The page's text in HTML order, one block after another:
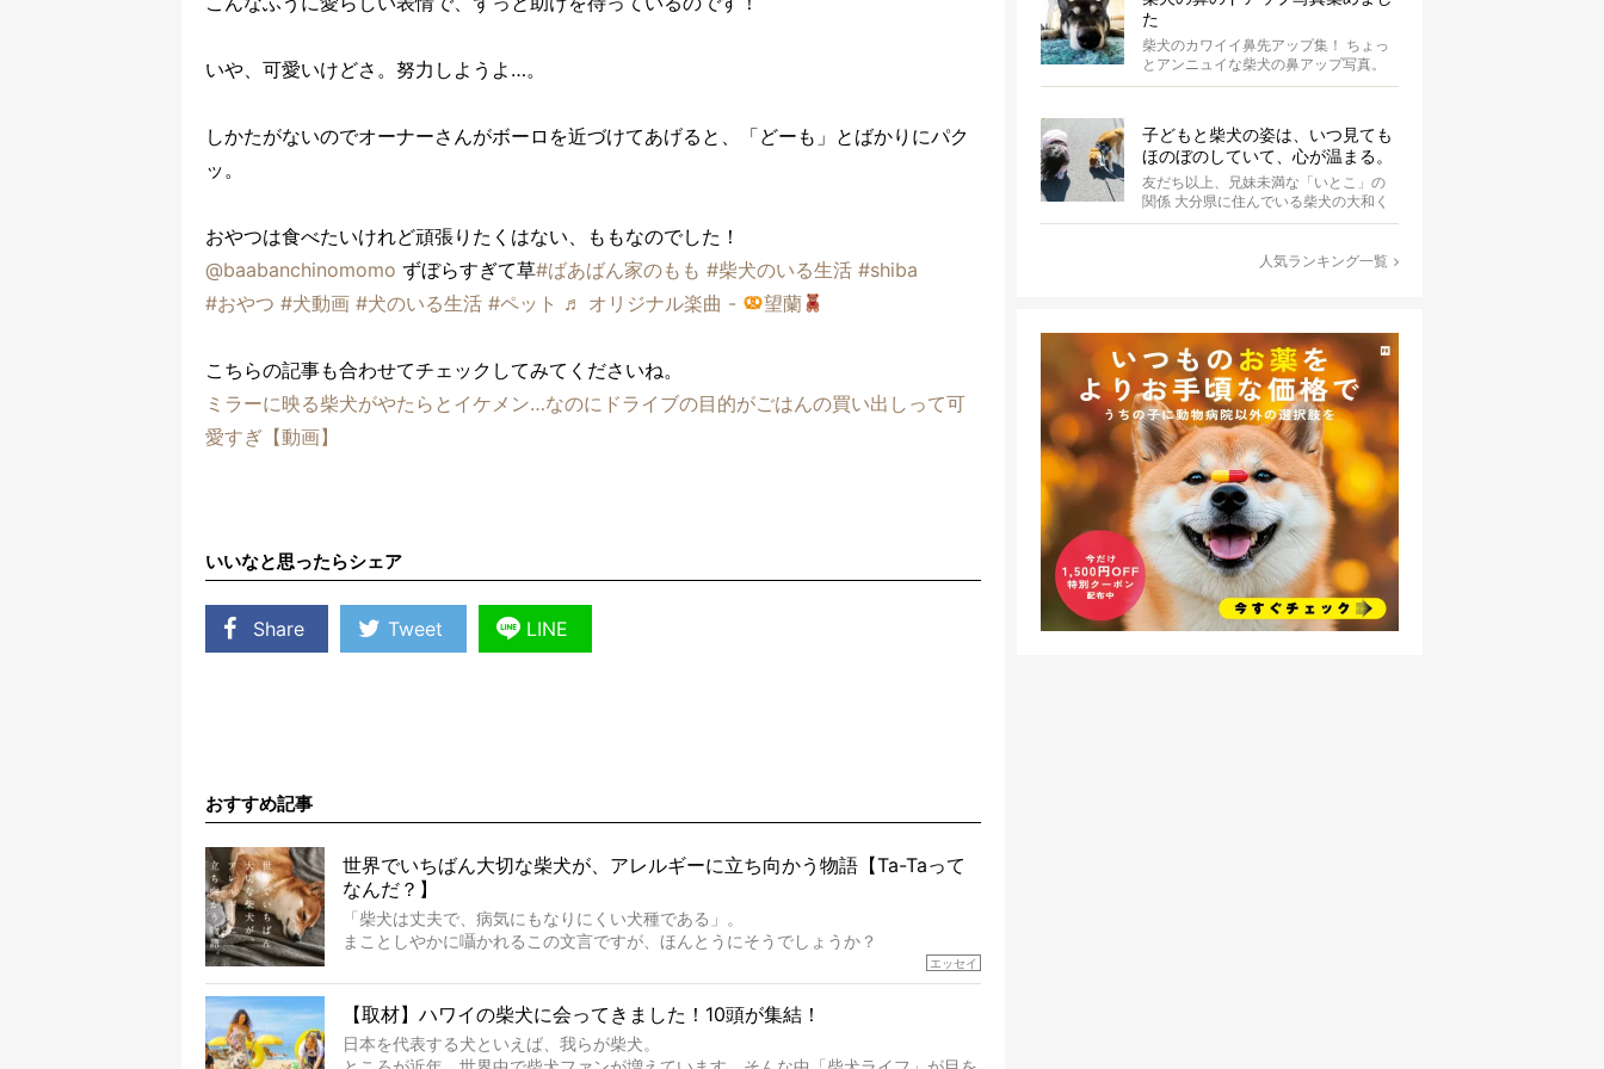
いや、可愛いけどさ。努力しようよ…。
しかたがないのでオーナーさんがボーロを近づけてあげると、「どーも」とばかりにパク
ッ。
おやつは食べたいけれど頑張りたくはない、ももなのでした！
@baabanchinomomo ずぼらすぎて草#ばあばん家のもも #柴犬のいる生活 #shiba
#おやつ #犬動画 #犬のいる生活 #ペット ♬ オリジナル楽曲 - 望蘭
こちらの記事も合わせてチェックしてみてくださいね。
ミラーに映る柴犬がやたらとイケメン…なのにドライブの目的がごはんの買い出しって可
愛すぎ【動画】
いいなと思ったらシェア
Share Tweet LINE
おすすめ記事
世界でいちばん大切な柴犬が、アレルギーに立ち向かう物語【Ta-Taって
なんだ？】
「柴犬は丈夫で、病気にもなりにくい犬種である」。
まことしやかに囁かれるこの文言ですが、ほんとうにそうでしょうか？
もちろん、犬種としての完成度がとてつもなく高い柴犬だから、そういった側面はあ
ります。
でも、いざそれぞれの個体を見ていくと、丈夫で病気にもなりにくい、とは言えない
ような気もするのです。
実際に「病気にならない」などということはないし、飼い主はそのためにやるべきこ
エッセイ
【取材】ハワイの柴犬に会ってきました！10頭が集結！
日本を代表する犬といえば、我らが柴犬。
た
柴犬のカワイイ鼻先アップ集！ ちょっ
とアンニュイな柴犬の鼻アップ写真。
何やら物思いにふけっているようで
子どもと柴犬の姿は、いつ見ても
ほのぼのしていて、心が温まる。
友だち以上、兄妹未満な「いとこ」の
関係 大分県に住んでいる柴犬の大和く
ん。Instagramにたびたび登場する...
人気ランキング一覧